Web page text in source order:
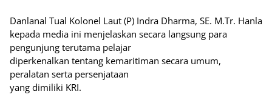
Danlanal Tual Kolonel Laut (P) Indra Dharma, SE. M.Tr. Hanla
kepada media ini menjelaskan secara langsung para
pengunjung terutama pelajar
diperkenalkan tentang kemaritiman secara umum,
peralatan serta persenjataan
yang dimiliki KRI.